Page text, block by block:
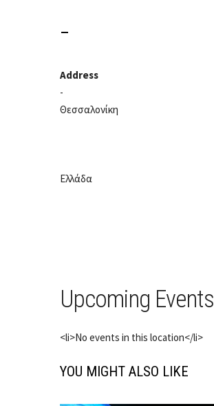
–
Address
-
Θεσσαλονίκη
Ελλάδα
Upcoming Events
<li>No events in this location</li>
YOU MIGHT ALSO LIKE